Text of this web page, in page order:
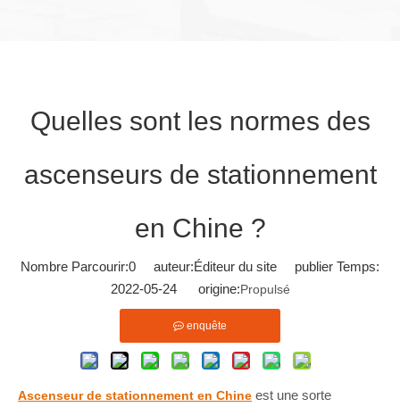
Quelles sont les normes des
ascenseurs de stationnement
en Chine ?
Nombre Parcourir:0 auteur:Éditeur du site publier Temps:
2022-05-24 origine:Propulsé
enquête
Ascenseur de stationnement en Chine est une sorte